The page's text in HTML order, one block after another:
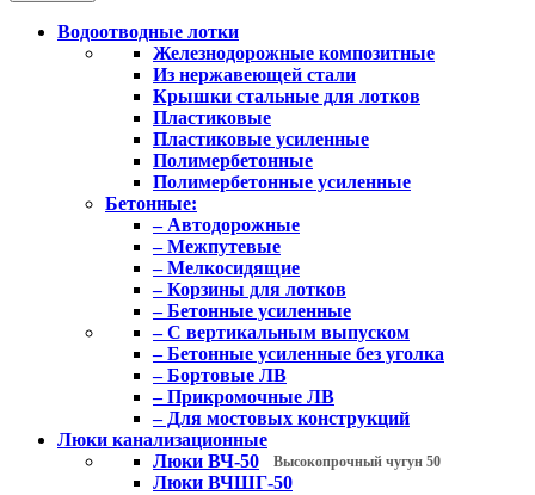
Водоотводные лотки
Железнодорожные композитные
Из нержавеющей стали
Крышки стальные для лотков
Пластиковые
Пластиковые усиленные
Полимербетонные
Полимербетонные усиленные
Бетонные:
– Автодорожные
– Межпутевые
– Мелкосидящие
– Корзины для лотков
– Бетонные усиленные
– С вертикальным выпуском
– Бетонные усиленные без уголка
– Бортовые ЛВ
– Прикромочные ЛВ
– Для мостовых конструкций
Люки канализационные
Люки ВЧ-50
Высокопрочный чугун 50
Люки ВЧШГ-50